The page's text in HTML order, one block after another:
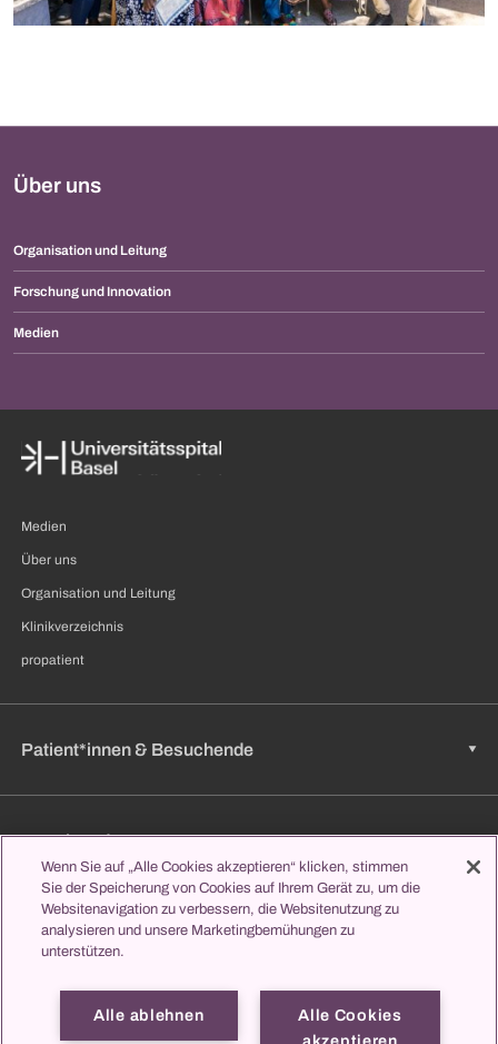
Über uns
Organisation und Leitung
Forschung und Innovation
Medien
Medien
Über uns
Organisation und Leitung
Klinikverzeichnis
propatient
Patient*innen & Besuchende
Zuweisende
Jobs & Karriere
Lernen & Studieren
Wenn Sie auf „Alle Cookies akzeptieren“ klicken, stimmen
Sie der Speicherung von Cookies auf Ihrem Gerät zu, um die
Websitenavigation zu verbessern, die Websitenutzung zu
analysieren und unsere Marketingbemühungen zu
unterstützen.
Alle Cookies
Alle ablehnen